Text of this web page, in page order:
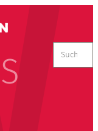
nach: